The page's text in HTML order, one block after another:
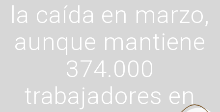
la caída en marzo,
aunque mantiene
374.000
trabajadores en